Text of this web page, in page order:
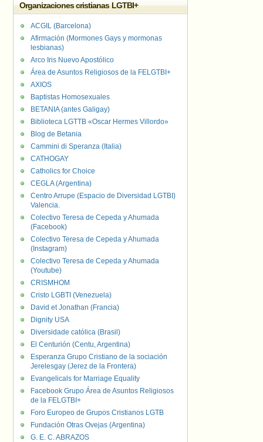
Organizaciones cristianas LGTBI+
ACGIL (Barcelona)
Afirmación (Mormones Gays y mormonas
lesbianas)
Arco Iris Nuevo Apostólico
Área de Asuntos Religiosos de la FELGTBI+
AXIOS
Baptistas Homosexuales
BETANIA (antes Galigay)
Biblioteca LGTTB «Oscar Hermes Villordo»
Blog de Betania
Cammini di Speranza (Italia)
CATHOGAY
Catholics for Choice
CEGLA (Argentina)
Centro Arrupe (Espacio de Diversidad LGTBI)
Valencia.
Colectivo Teresa de Cepeda y Ahumada
(Facebook)
Colectivo Teresa de Cepeda y Ahumada
(Instagram)
Colectivo Teresa de Cepeda y Ahumada
(Youtube)
CRISMHOM
Cristo LGBTI (Venezuela)
David et Jonathan (Francia)
Dignity USA
Diversidade católica (Brasil)
El Centurión (Centu, Argentina)
Esperanza Grupo Cristiano de la sociación
Jerelesgay (Jerez de la Frontera)
Evangelicals for Marriage Equality
Facebook Grupo Área de Asuntos Religiosos
de la FELGTBI+
Foro Europeo de Grupos Cristianos LGTB
Fundación Otras Ovejas (Argentina)
G. E. C. ABRAZOS